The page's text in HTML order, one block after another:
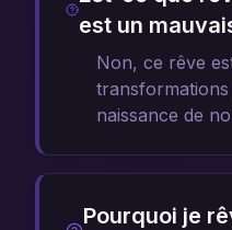
est un
Non, ce rêve
naissance de
Pourquoi je